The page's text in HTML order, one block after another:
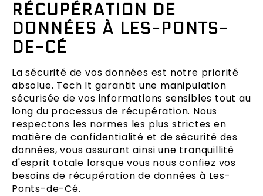
RÉCUPÉRATION DE
DONNÉES À LES-PONTS-
DE-CÉ
La sécurité de vos données est notre priorité
absolue. Tech It garantit une manipulation
sécurisée de vos informations sensibles tout au
long du processus de récupération. Nous
respectons les normes les plus strictes en
matière de confidentialité et de sécurité des
données, vous assurant ainsi une tranquillité
d'esprit totale lorsque vous nous confiez vos
besoins de récupération de données à Les-
Ponts-de-Cé.